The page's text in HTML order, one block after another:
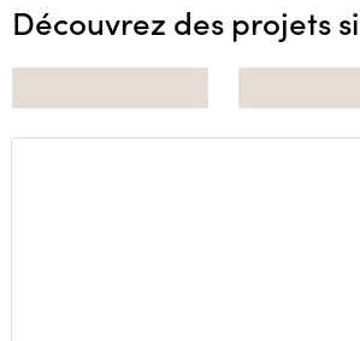
Découvrez des projets